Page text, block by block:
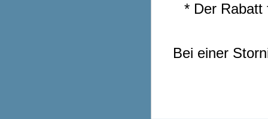
* Der Rabatt
Bei einer